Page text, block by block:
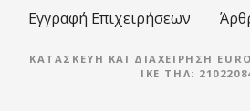
Εγγραφή Επιχειρήσεων
ΚΑΤΑΣΚΕΥΉ ΚΑΙ ΔΙΑΧΕΊΡΗΣΗ EURO-
IKE ΤΗΛ: